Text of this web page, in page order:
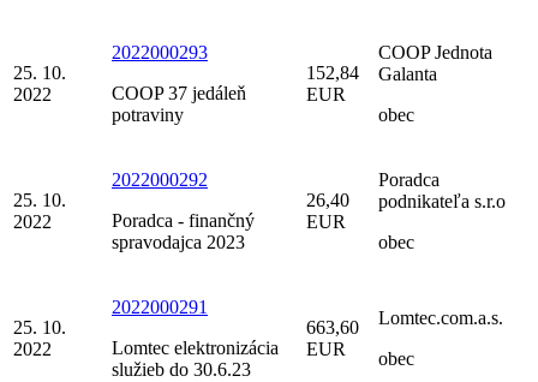
25. 10.
2022
2022000293
COOP 37 jedáleň
potraviny
152,84
EUR
COOP Jednota
Galanta
obec
25. 10.
2022
2022000292
Poradca - finančný
spravodajca 2023
26,40
EUR
Poradca
podnikateľa s.r.o
obec
25. 10.
2022
2022000291
Lomtec elektronizácia
služieb do 30.6.23
663,60
EUR
Lomtec.com.a.s.
obec